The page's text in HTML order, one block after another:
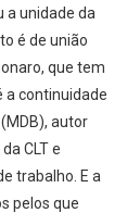
a unidade da
é de união
que tem
a continuidade
autor
CLT e
trabalho. E a
pelos que